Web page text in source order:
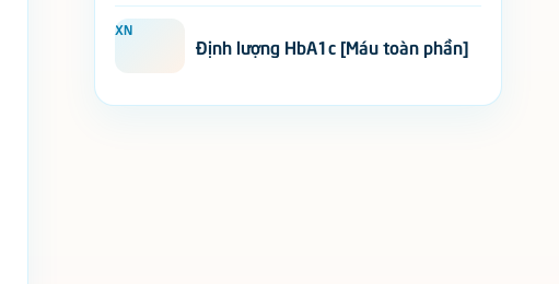
XN
Định lượng HbA1c [Máu toàn phần]